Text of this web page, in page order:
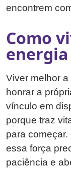
encontrem
Como
Viver melhor
honrar a
vínculo em
porque traz
para
essa força
paciência e